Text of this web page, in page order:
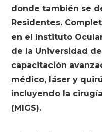
donde también se
Residentes.
en el Instituto
de la Universidad
capacitación
médico, láser y
incluyendo la
(MIGS).